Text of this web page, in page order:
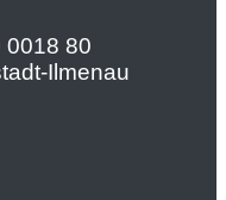
0018 80
Ilmenau